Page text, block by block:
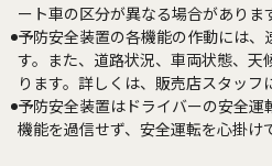
ート車の区分が異なる場合がありま
予防安全装置の各機能の作動には
す。また、道路状況、車両状態、天
ります。詳しくは、販売店スタッフ
予防安全装置はドライバーの安全運
機能を過信せず、安全運転を心掛け